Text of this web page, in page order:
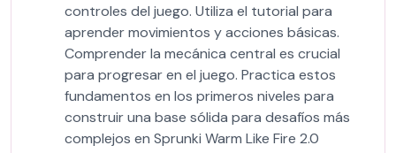
controles del juego. Utiliza el tutorial para
aprender movimientos y acciones básicas.
Comprender la mecánica central es crucial
para progresar en el juego. Practica estos
fundamentos en los primeros niveles para
construir una base sólida para desafíos más
complejos en Sprunki Warm Like Fire 2.0